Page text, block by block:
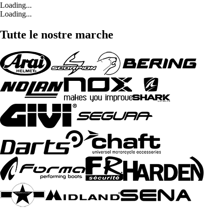
Loading...
Loading...
Tutte le nostre marche